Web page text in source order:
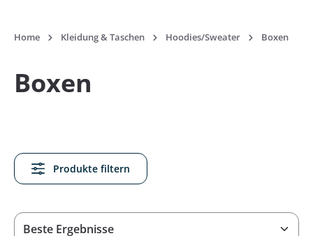
Home Kleidung & Taschen Hoodies/Sweater Boxen
Boxen
Produkte filtern